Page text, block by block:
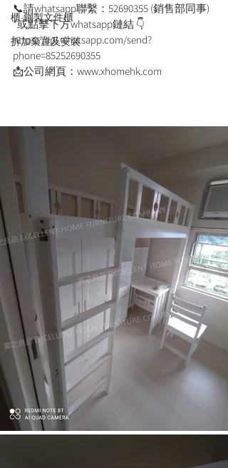
櫃-鋼製文件櫃
拆加棄置及安裝
📞請whatsapp聯繫：52690355 (銷售部同事)
*或點擊下方whatsapp鏈結 👇
https://api.whatsapp.com/send?
phone=85252690355
📩公司網頁：www.xhomehk.com